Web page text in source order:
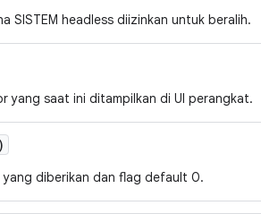
SISTEM headless diizinkan untuk beralih.
yang saat ini ditampilkan di UI perangkat.
diberikan dan flag default 0.